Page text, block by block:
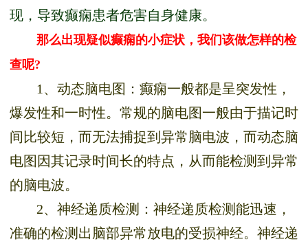
现，导致癫痫患者危害自身健康。
那么出现疑似癫痫的小症状，我们该做怎样的检
查呢?
1、动态脑电图：癫痫一般都是呈突发性，
爆发性和一时性。常规的脑电图一般由于描记时
间比较短，而无法捕捉到异常脑电波，而动态脑
电图因其记录时间长的特点，从而能检测到异常
的脑电波。
2、神经递质检测：神经递质检测能迅速，
准确的检测出脑部异常放电的受损神经。神经递